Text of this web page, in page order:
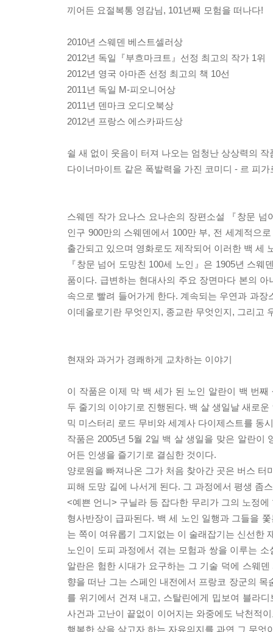
끼어든 요절복통 영감님, 101년째 모험을 떠나다!
2010년 스웨덴 베스트셀러상
2012년 독일『부흐마크트』선정 최고의 작가 1위
2012년 영국 아마존 선정 최고의 책 10선
2011년 독일 M-피오니어상
2011년 덴마크 오디오북상
2012년 프랑스 에스카파드상
쉴 새 없이 웃음이 터져 나오는 엄청난 상상력의 작
다이너마이트 같은 폭발력을 가진 코미디 - 르 피가
스웨덴 작가 요나스 요나손의 장편소설 『창문
인구 900만의 스웨덴에서 100만 부, 전 세계적으
출간되고 있으며 영화로도 제작되어 이러한 백 세
『창문 넘어 도망친 100세 노인』은 1905년 스
품이다. 급변하는 현대사의 주요 장면마다 본의
속으로 빨려 들어가게 한다. 계속되는 우연과 과
이데올로기란 무엇인지, 종교란 무엇인지, 그리고
현재와 과거가 경쾌하게 교차하는 이야기
이 작품은 이제 막 백 세가 된 노인 알란이 백 번
두 줄기의 이야기로 진행된다. 백 살 생일날 새로
믹 미스터리 로드 무비와 세계사 다이제스트를 동
작품은 2005년 5월 2일 백 살 생일을 맞은 알란이
어든 인생을 즐기기로 결심한 것이다.
양로원을 빠져나온 그가 처음 찾아간 곳은 버스
피해 도망 길에 나서게 된다. 그 과정에서 평생 좀
<예쁜 언니> 구닐라 등 잡다한 무리가 그의 노정
형사반장이 급파된다. 백 세 노인 일행과 그들을
는 쪽이 여유롭기 그지없는 이 술래잡기는 신선한
노인이 도피 과정에서 겪는 모험과 쌍을 이루는
알란은 험한 시대가 요구하는 그 기술 덕에 스웨
향을 떠난 그는 스페인 내전에서 프랑코 장군의
를 위기에서 건져 내고, 스탈린에게 밉보여 블라
사건과 고난이 끝없이 이어지는 와중에도 낙천적
행복한 삶을 살고자 하는 자유의지를 과연 그 무엇